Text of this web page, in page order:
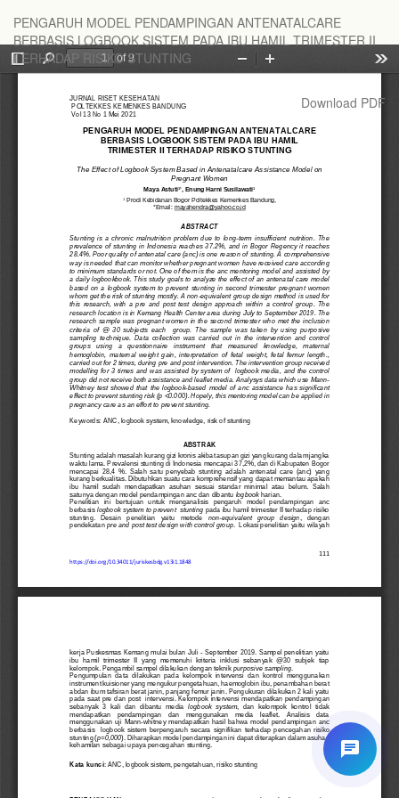
Article
Details
PENGARUH MODEL PENDAMPINGAN ANTENATALCARE
BERBASIS LOGBOOK SISTEM PADA IBU HAMIL TRIMESTER II
TERHADAP RISIKO STUNTING
Download
Download PDF